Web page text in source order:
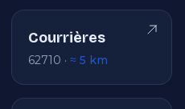
Courrières
62710 · ≈ 5 km